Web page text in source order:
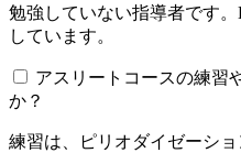
勉強していない指導者です
しています。
アスリートコースの練習
か？
練習は、ピリオダイゼーシ